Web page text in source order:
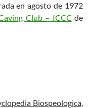
en agosto de 1972
Club – ICCC de
Biospeologica,